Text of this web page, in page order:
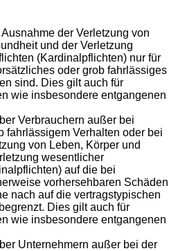
der Verletzung von
und der Verletzung
(Kardinalpflichten) nur für
oder grob fahrlässiges
sind. Dies gilt auch für
wie insbesondere entgangenen
Verbrauchern außer bei
fahrlässigem Verhalten oder bei
von Leben, Körper und
wesentlicher
auf die bei
vorhersehbaren Schäden
nach auf die vertragstypischen
Dies gilt auch für
wie insbesondere entgangenen
Unternehmern außer bei der